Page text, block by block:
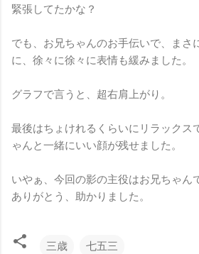
緊張してたかな？
でも、お兄ちゃんのお手伝いで、まさ
に、徐々に徐々に表情も緩みました。
グラフで言うと、超右肩上がり。
最後はちょけれるくらいにリラックス
ゃんと一緒にいい顔が残せました。
いやぁ、今回の影の主役はお兄ちゃん
ありがとう、助かりました。
三歳 七五三